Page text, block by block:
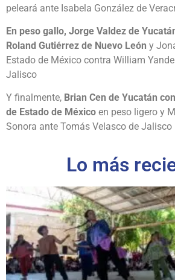
peleará ante Isabela González de
En peso gallo, Jorge Valdez de
Roland Gutiérrez de Nuevo León y
Estado de México contra William
Jalisco
Y finalmente, Brian Cen de Yucatán
de Estado de México en peso ligero y
Sonora ante Tomás Velasco de Jalisco
Lo más